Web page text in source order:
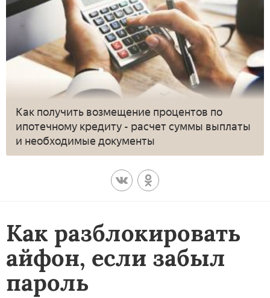
Как получить возмещение процентов по
ипотечному кредиту - расчет суммы выплаты
и необходимые документы
Как разблокировать
айфон, если забыл
пароль